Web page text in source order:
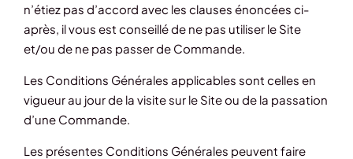
n’étiez pas d’accord avec les clauses énoncées ci-
après, il vous est conseillé de ne pas utiliser le Site
et/ou de ne pas passer de Commande.
Les Conditions Générales applicables sont celles en
vigueur au jour de la visite sur le Site ou de la passation
d’une Commande.
Les présentes Conditions Générales peuvent faire